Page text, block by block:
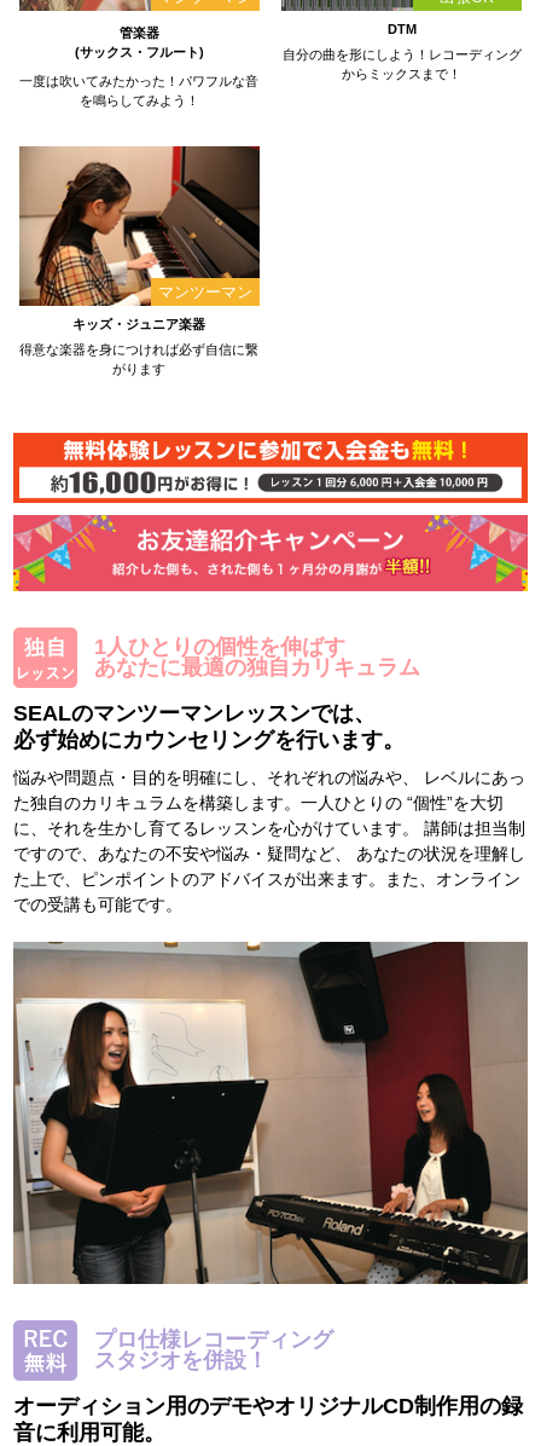
管楽器
(サックス・フルート)
一度は吹いてみたかった！パワフルな音
を鳴らしてみよう！
DTM
自分の曲を形にしよう！レコーディング
からミックスまで！
キッズ・ジュニア楽器
得意な楽器を身につければ必ず自信に繋
がります
1人ひとりの個性を伸ばす
あなたに最適の独自カリキュラム
SEALのマンツーマンレッスンでは、
必ず始めにカウンセリングを行います。
悩みや問題点・目的を明確にし、それぞれの悩みや、 レベルにあっ
た独自のカリキュラムを構築します。一人ひとりの “個性”を大切
に、それを生かし育てるレッスンを心がけています。 講師は担当制
ですので、あなたの不安や悩み・疑問など、 あなたの状況を理解し
た上で、ピンポイントのアドバイスが出来ます。また、オンライン
での受講も可能です。
プロ仕様レコーディング
スタジオを併設！
オーディション用のデモやオリジナルCD制作用の録
音に利用可能。